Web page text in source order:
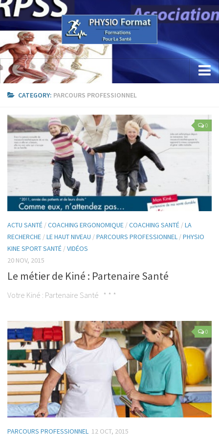
Accueil
Etude / Formation / Recherche
Parcours Professionnel
La Recherche
Sciences Physio Sport Santé
Appareillage & PhysioKine Sport Santé
Les Formations
Post-Grades / E-learning
Thérapie manuelle
Structurel
Fonctionnel
Tissulaire
Neuro-Méningée
TMO
Techniques Réflexes
Technique d’Inhibition (Jones)
Trigers points
CATEGORY: PARCOURS PROFESSIONNEL
0
ACTU SANTÉ /COACHING ERGONOMIQUE /COACHING SANTÉ /LA
RECHERCHE /LE HAUT NIVEAU /PARCOURS PROFESSIONNEL /PHYSIO
KINE SPORT SANTÉ /VIDÉOS
20 NOV, 2015
Le métier de Kiné : Partenaire Santé
Votre Kiné : Partenaire Santé * * *
0
PARCOURS PROFESSIONNEL 12 OCT, 2015